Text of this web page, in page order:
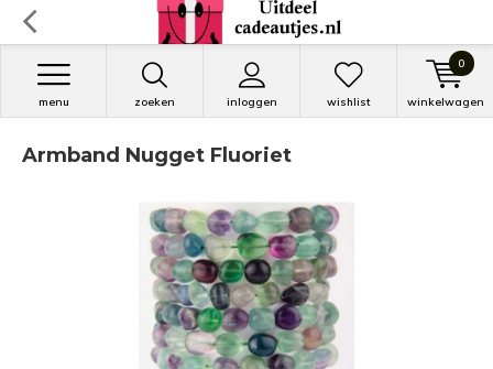
zoeken inloggen
menu wishlist winkelwagen
0
Armband Nugget Fluoriet